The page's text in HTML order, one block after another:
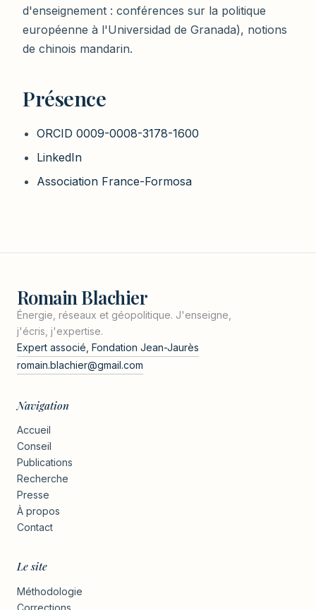
d'enseignement : conférences sur la politique
européenne à l'Universidad de Granada), notions
de chinois mandarin.
Présence
ORCID 0009-0008-3178-1600
LinkedIn
Association France-Formosa
Romain Blachier
Énergie, réseaux et géopolitique. J'enseigne,
j'écris, j'expertise.
Expert associé, Fondation Jean-Jaurès
romain.blachier@gmail.com
Navigation
Accueil
Conseil
Publications
Recherche
Presse
À propos
Contact
Le site
Méthodologie
Corrections